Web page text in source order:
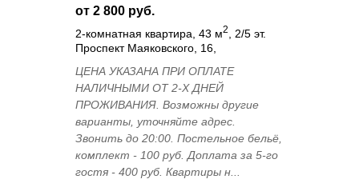
от 2 800 руб.
2-комнатная квартира, 43 м2
, 2/5 эт.
Проспект Маяковского, 16,
ЦЕНА УКАЗАНА ПРИ ОПЛАТЕ
НАЛИЧНЫМИ ОТ 2-Х ДНЕЙ
ПРОЖИВАНИЯ. Возможны другие
варианты, уточняйте адрес.
Звонить до 20:00. Постельное бельё,
комплект - 100 руб. Доплата за 5-го
гостя - 400 руб. Квартиры н...